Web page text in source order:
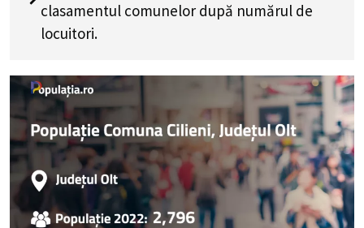
clasamentul comunelor după numărul de
locuitori.